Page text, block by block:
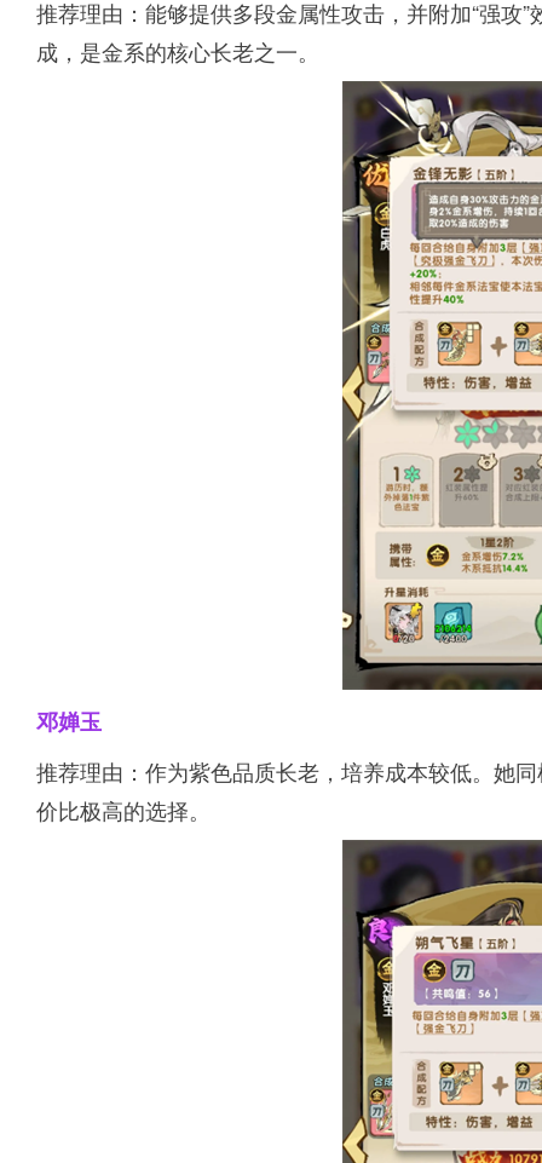
推荐理由：能够提供多段金属性攻击，并附加“强攻
成，是金系的核心长老之一。
邓婵玉
推荐理由：作为紫色品质长老，培养成本较低。她
价比极高的选择。